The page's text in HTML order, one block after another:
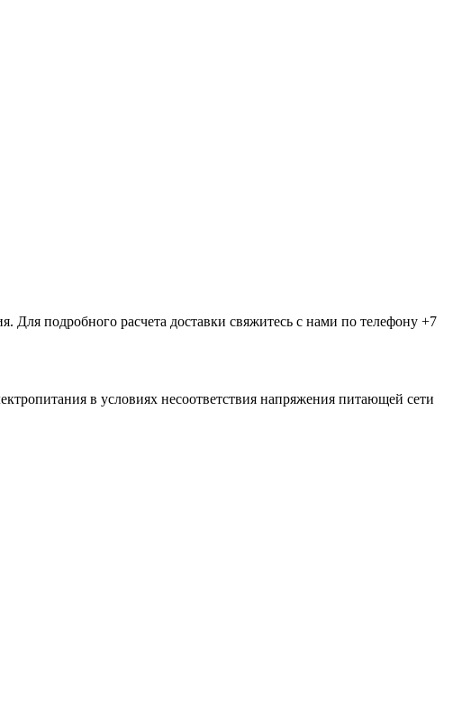
Для подробного расчета доставки свяжитесь с нами по телефону +7
в условиях несоответствия напряжения питающей сети